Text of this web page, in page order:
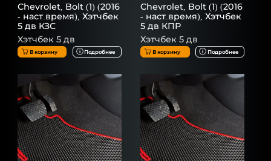
Chevrolet, Bolt (1) (2016
- наст.время), Хэтчбек
5 дв КЗС
Хэтчбек 5 дв
В корзину Подробнее
Chevrolet, Bolt (1) (2016
- наст.время), Хэтчбек
5 дв КПР
Хэтчбек 5 дв
В корзину Подробнее